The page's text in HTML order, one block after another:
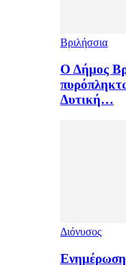
Βριλήσσια
Ο Δήμος
Δυτική…
Διόνυσος
Ενημέρωση